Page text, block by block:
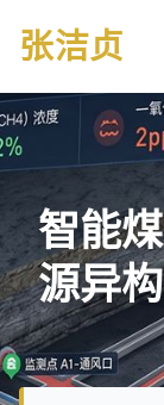
张洁贞
智能
源异